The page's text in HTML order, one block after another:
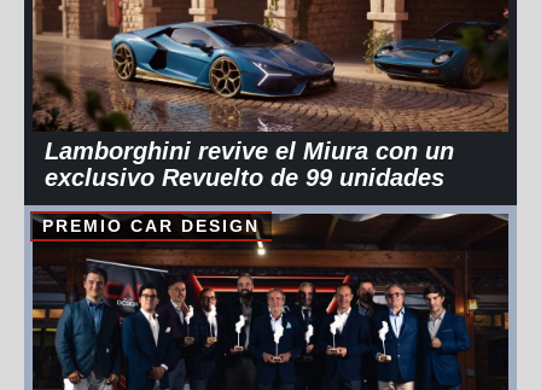
Lamborghini revive el Miura con un
exclusivo Revuelto de 99 unidades
PREMIO CAR DESIGN